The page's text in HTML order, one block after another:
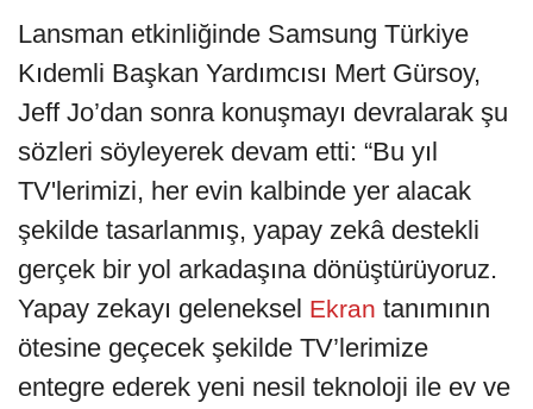
Lansman etkinliğinde Samsung Türkiye
Kıdemli Başkan Yardımcısı Mert Gürsoy,
Jeff Jo’dan sonra konuşmayı devralarak şu
sözleri söyleyerek devam etti: “Bu yıl
TV'lerimizi, her evin kalbinde yer alacak
şekilde tasarlanmış, yapay zekâ destekli
gerçek bir yol arkadaşına dönüştürüyoruz.
Yapay zekayı geleneksel Ekran tanımının
ötesine geçecek şekilde TV’lerimize
entegre ederek yeni nesil teknoloji ile ev ve